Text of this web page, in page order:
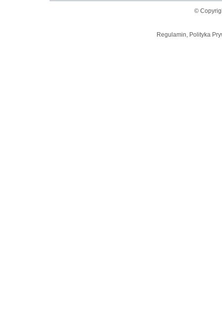
©
Regulamin, Polityka